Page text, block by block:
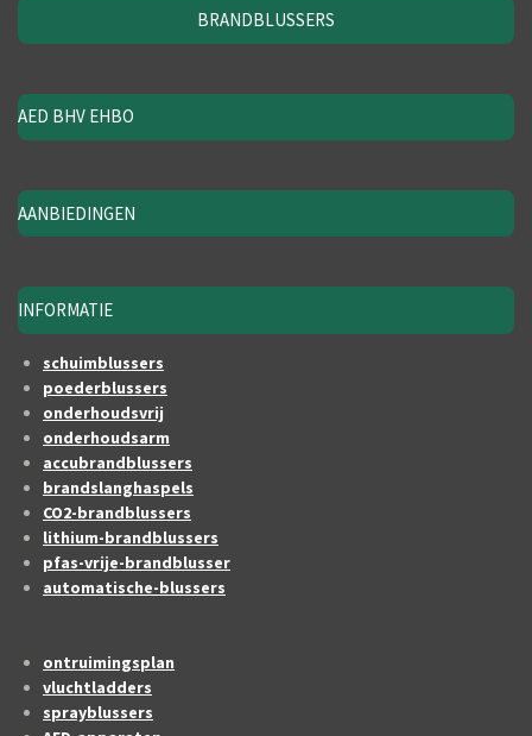
BRANDBLUSSERS
AED BHV EHBO
AANBIEDINGEN
INFORMATIE
schuimblussers
poederblussers
onderhoudsvrij
onderhoudsarm
accubrandblussers
brandslanghaspels
CO2-brandblussers
lithium-brandblussers
pfas-vrije-brandblusser
automatische-blussers
ontruimingsplan
vluchtladders
sprayblussers